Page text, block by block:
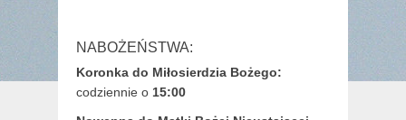
NABOŻEŃSTWA:
Koronka do Miłosierdzia Bożego:
codziennie o 15:00